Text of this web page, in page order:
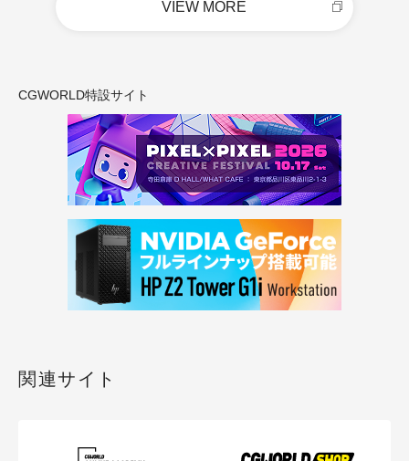
VIEW MORE
CGWORLD特設サイト
関連サイト